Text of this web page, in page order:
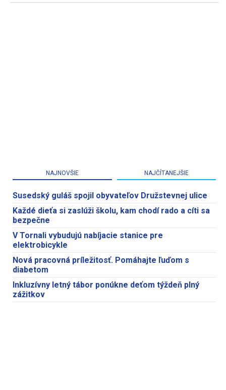
NAJNOVŠIE NAJČÍTANEJŠIE
Susedský guláš spojil obyvateľov Družstevnej ulice
Každé dieťa si zaslúži školu, kam chodí rado a cíti sa
bezpečne
V Tornali vybudujú nabíjacie stanice pre
elektrobicykle
Nová pracovná príležitosť. Pomáhajte ľuďom s
diabetom
Inkluzívny letný tábor ponúkne deťom týždeň plný
zážitkov